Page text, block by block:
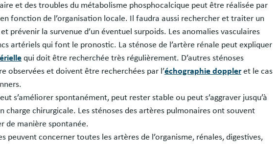
et des troubles du métabolisme phosphocalcique peut être réalisée par
fonction de l’organisation locale. Il faudra aussi rechercher et traiter un
prévenir la survenue d’un éventuel surpoids. Les anomalies vasculaires
artériels qui font le pronostic. La sténose de l’artère rénale peut expliquer
qui doit être recherchée très régulièrement. D’autres sténoses
observées et doivent être recherchées par l’échographie doppleret le cas
s’améliorer spontanément, peut rester stable ou peut s’aggraver jusqu’à
charge chirurgicale. Les sténoses des artères pulmonaires ont souvent
de manière spontanée.
peuvent concerner toutes les artères de l’organisme, rénales, digestives,